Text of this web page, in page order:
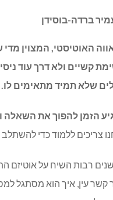
ברדה-בוסידן
קשיים ולא דרך עוד
שלא תמיד מתאימים לו.
הזמן להפוך את השאלה
צריכים ללמוד כדי להשתלב
רבות השיח על אוטיזם
קשר עין, איך הוא מסתגל